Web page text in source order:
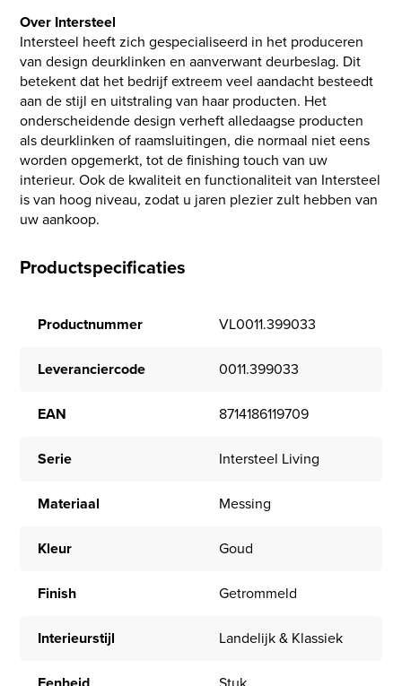
Over Intersteel
Intersteel heeft zich gespecialiseerd in het produceren
van design deurklinken en aanverwant deurbeslag. Dit
betekent dat het bedrijf extreem veel aandacht besteedt
aan de stijl en uitstraling van haar producten. Het
onderscheidende design verheft alledaagse producten
als deurklinken of raamsluitingen, die normaal niet eens
worden opgemerkt, tot de finishing touch van uw
interieur. Ook de kwaliteit en functionaliteit van Intersteel
is van hoog niveau, zodat u jaren plezier zult hebben van
uw aankoop.
Productspecificaties
Productnummer VL0011.399033
Leveranciercode 0011.399033
EAN 8714186119709
Serie Intersteel Living
Materiaal Messing
Kleur Goud
Finish Getrommeld
Interieurstijl Landelijk & Klassiek